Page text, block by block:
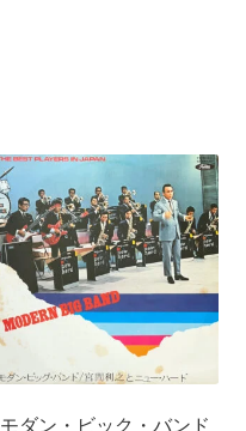
モダン・ビック・バンド